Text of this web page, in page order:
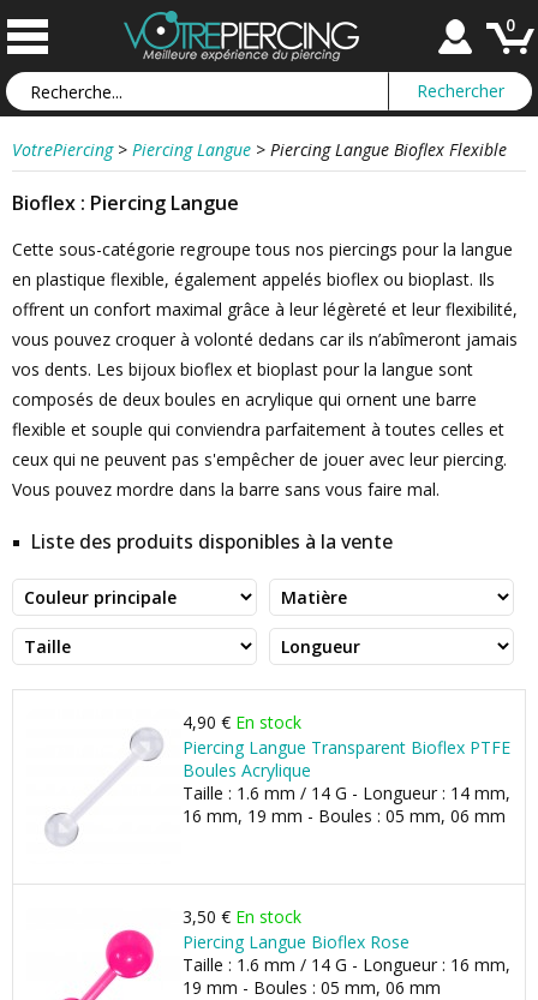
0
VotrePiercing > Piercing Langue > Piercing Langue Bioflex Flexible
Bioflex : Piercing Langue
Cette sous-catégorie regroupe tous nos piercings pour la langue
en plastique flexible, également appelés bioflex ou bioplast. Ils
offrent un confort maximal grâce à leur légèreté et leur flexibilité,
vous pouvez croquer à volonté dedans car ils n’abîmeront jamais
vos dents. Les bijoux bioflex et bioplast pour la langue sont
composés de deux boules en acrylique qui ornent une barre
flexible et souple qui conviendra parfaitement à toutes celles et
ceux qui ne peuvent pas s'empêcher de jouer avec leur piercing.
Vous pouvez mordre dans la barre sans vous faire mal.
Liste des produits disponibles à la vente
4,90 € En stock
Piercing Langue Transparent Bioflex PTFE
Boules Acrylique
Taille : 1.6 mm / 14 G - Longueur : 14 mm,
16 mm, 19 mm - Boules : 05 mm, 06 mm
3,50 € En stock
Piercing Langue Bioflex Rose
Taille : 1.6 mm / 14 G - Longueur : 16 mm,
19 mm - Boules : 05 mm, 06 mm